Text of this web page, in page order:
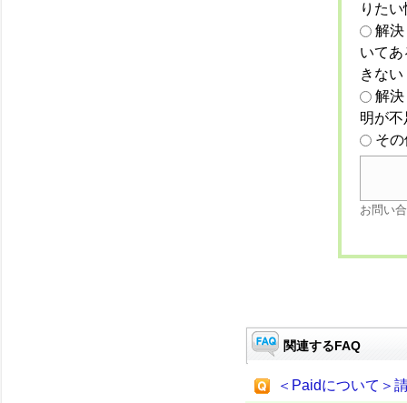
りた
解
いて
きない
解
明が
そ
お問い
関連するFAQ
＜Paidについて＞